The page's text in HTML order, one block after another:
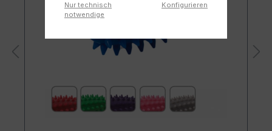
Nur technisch
notwendige
Konfigurieren